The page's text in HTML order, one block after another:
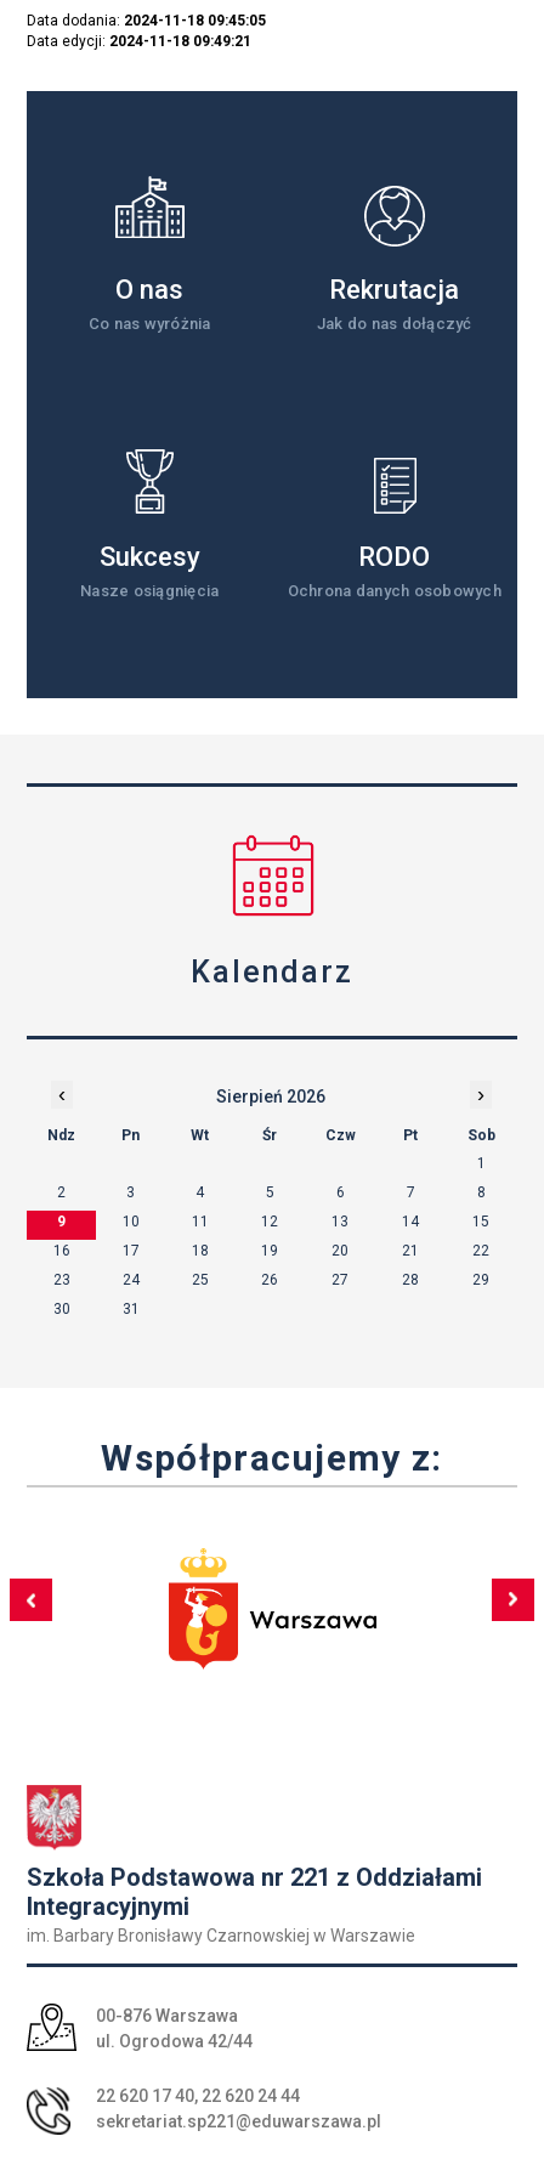
Data dodania: 2024-11-18 09:45:05
Data edycji: 2024-11-18 09:49:21
O nas
Co nas wyróżnia
Rekrutacja
Jak do nas dołączyć
Sukcesy
Nasze osiągnięcia
RODO
Ochrona danych osobowych
Kalendarz
‹ Sierpień 2026 ›
Ndz Pn Wt Śr Czw Pt
Sob
1
2
3 4 5 6 7
8
9
10 11 12 13 14
15
16
17 18 19 20 21
22
23
24 25 26 27 28
29
30
31
Współpracujemy z:
Szkoła Podstawowa nr 221 z Oddziałami
Integracyjnymi
im. Barbary Bronisławy Czarnowskiej w Warszawie
Adres pocztowy:
00-876 Warszawa
ul. Ogrodowa 42/44
22 620 17 40, 22 620 24 44
sekretariat.sp221@eduwarszawa.pl